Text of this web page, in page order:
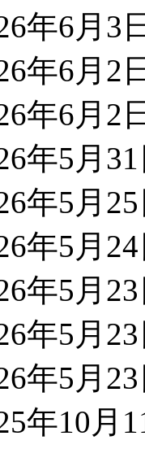
年6月3
年6月2
年6月2
年5月31
年5月25
年5月24
年5月23
年5月23
年5月23
年10月